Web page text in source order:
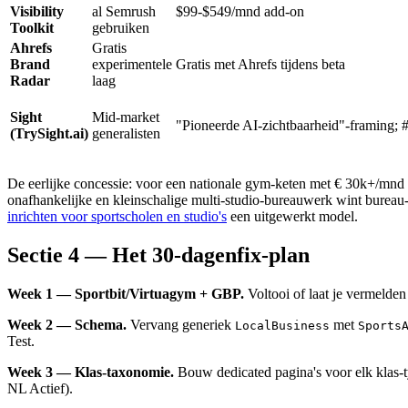
Visibility
Toolkit
al Semrush
gebruiken
$99-$549/mnd add-on
Ahrefs
Brand
Radar
Gratis
experimentele
laag
Gratis met Ahrefs tijdens beta
Sight
(TrySight.ai)
Mid-market
generalisten
"Pioneerde AI-zichtbaarheid"-framing;
De eerlijke concessie: voor een nationale gym-keten met € 30k+/
onafhankelijke en kleinschalige multi-studio-bureauwerk wint
inrichten voor sportscholen en studio's een uitgewerkt model.
Sectie 4 — Het 30-dagenfix-plan
Week 1 — Sportbit/Virtuagym + GBP. Voltooi of laat je
Week 2 — Schema. Vervang generiek LocalBusiness met
Test.
Week 3 — Klas-taxonomie. Bouw dedicated pagina's voor elk
NL Actief).